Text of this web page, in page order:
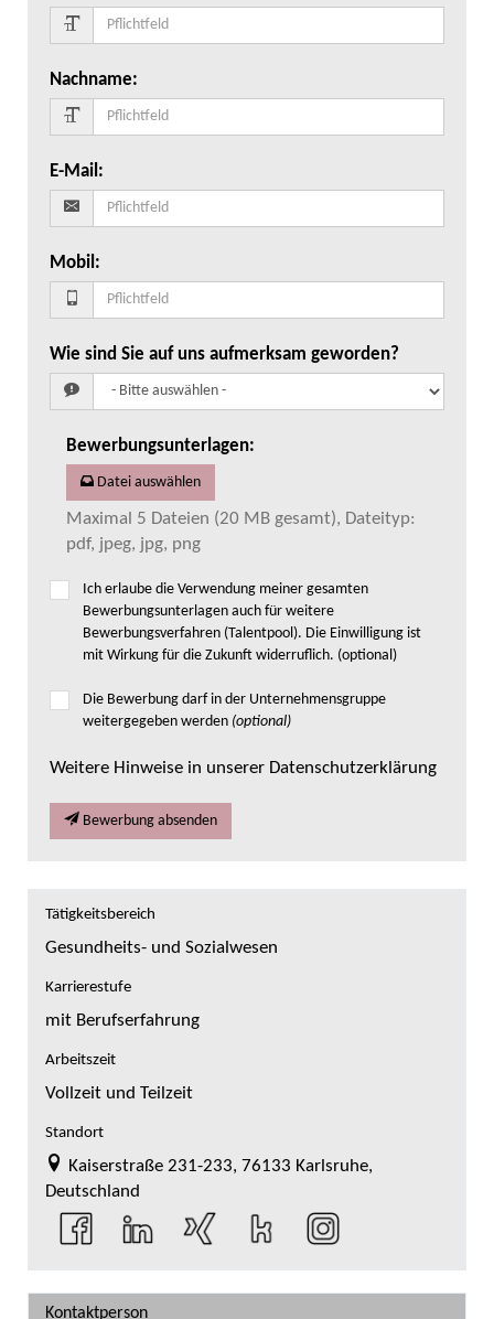
Nachname:
E-Mail :
Mobil :
Wie sind Sie auf uns aufmerksam geworden?
Bewerbungsunterlagen:
Datei auswählen
Maximal 5 Dateien (20 MB gesamt), Dateityp:
pdf, jpeg, jpg, png
Ich erlaube die Verwendung meiner gesamten
Bewerbungsunterlagen auch für weitere
Bewerbungsverfahren (Talentpool). Die Einwilligung ist
mit Wirkung für die Zukunft widerruflich. (optional)
Die Bewerbung darf in der Unternehmensgruppe
weitergegeben werden (optional)
Weitere Hinweise in unserer Datenschutzerklärung
Bewerbung absenden
Tätigkeitsbereich
Gesundheits- und Sozialwesen
Karrierestufe
mit Berufserfahrung
Arbeitszeit
Vollzeit und Teilzeit
Standort
Kaiserstraße 231-233, 76133 Karlsruhe,
Deutschland
Kontaktperson